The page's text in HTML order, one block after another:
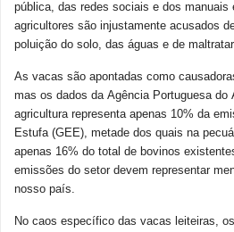
pública, das redes sociais e dos manuais
agricultores são injustamente acusados
poluição do solo, das águas e de
As vacas são apontadas como
mas os dados da Agência Portuguesa do
agricultura representa apenas 10% da
Estufa (GEE), metade dos quais na
apenas 16% do total de bovinos
emissões do setor devem representar
nosso país.
No caos específico das vacas leiteiras,